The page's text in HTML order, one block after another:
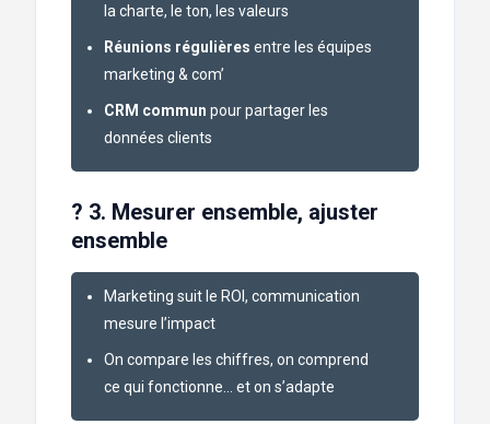
la charte, le ton, les valeurs
Réunions régulières entre les équipes
marketing & com’
CRM commun pour partager les
données clients
? 3. Mesurer ensemble, ajuster
ensemble
Marketing suit le ROI, communication
mesure l’impact
On compare les chiffres, on comprend
ce qui fonctionne… et on s’adapte